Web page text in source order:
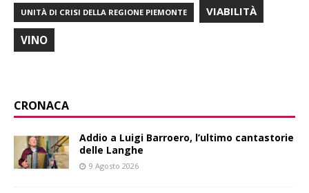
UNITÀ DI CRISI DELLA REGIONE PIEMONTE VIABILITÀ
VINO
CRONACA
Addio a Luigi Barroero, l’ultimo cantastorie
delle Langhe
9 Agosto 2026